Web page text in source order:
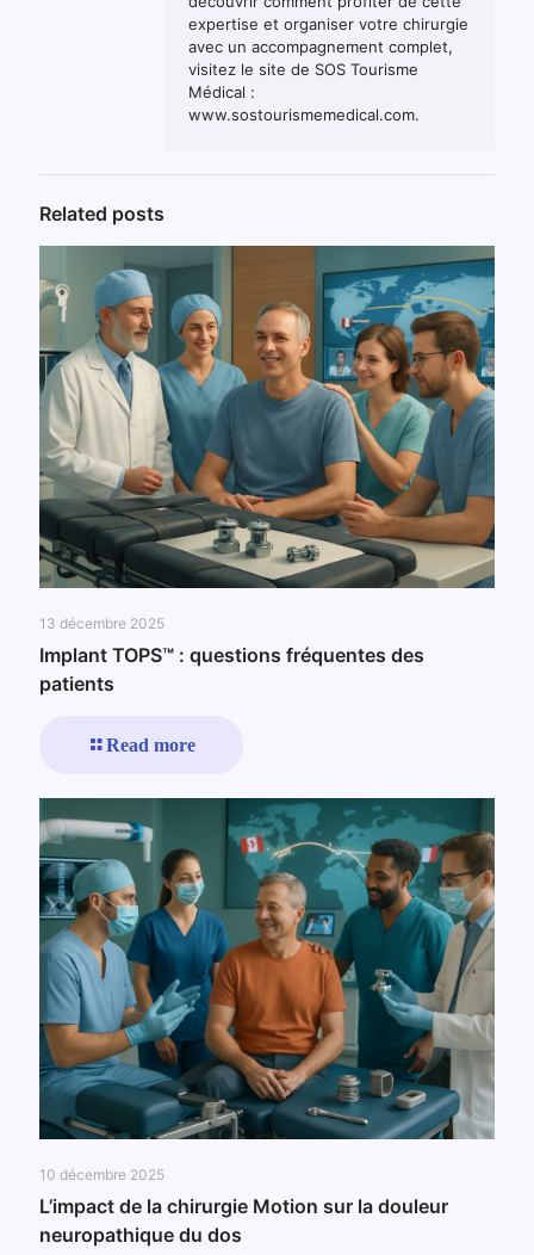
expertise et organiser votre chirurgie
avec un accompagnement complet,
visitez le site de SOS Tourisme
Médical :
www.sostourismemedical.com.
Related posts
13 décembre 2025
Implant TOPS™ : questions fréquentes des
patients
Read more
10 décembre 2025
L’impact de la chirurgie Motion sur la douleur
neuropathique du dos